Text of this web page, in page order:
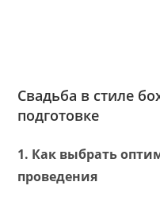
Свадьба в стиле
подготовке
1. Как выбрать
проведения